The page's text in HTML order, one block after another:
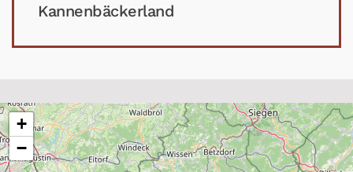
Kannenbäckerland
+
−